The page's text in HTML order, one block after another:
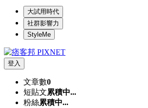
大試用時代
社群影響力
StyleMe
登入
文章數0
短貼文累積中...
粉絲累積中...